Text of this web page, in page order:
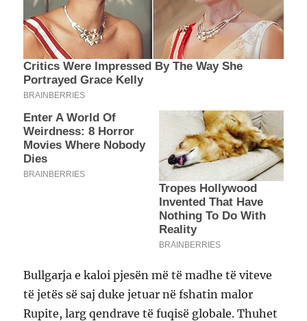
Bullgarja e kaloi pjesën më të madhe të viteve
të jetës së saj duke jetuar në fshatin malor
Rupite, larg qendrave të fuqisë globale. Thuhet